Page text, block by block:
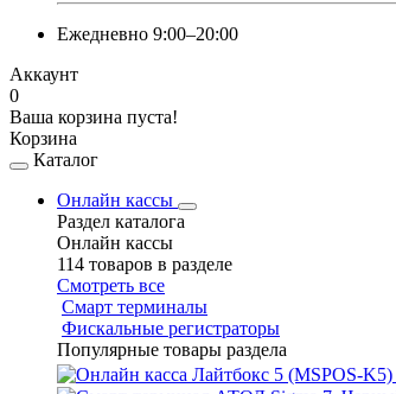
Ежедневно 9:00–20:00
Аккаунт
0
Ваша корзина пуста!
Корзина
Каталог
Онлайн кассы
Раздел каталога
Онлайн кассы
114 товаров в разделе
Смотреть все
Смарт терминалы
Фискальные регистраторы
Популярные товары раздела